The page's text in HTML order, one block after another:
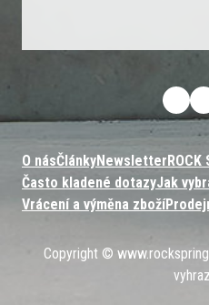
O násČlánkyNewsletterROCK
Často kladené dotazyJak
Vrácení a výměna zboží
Copyright ©